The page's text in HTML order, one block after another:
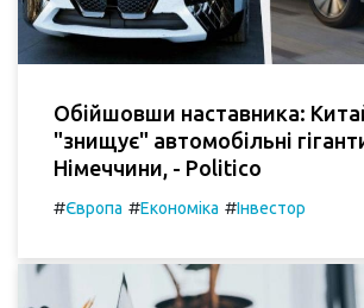
Обійшовши наставника:
"знищує" автомобільні
Німеччини, - Politico
#Європа #Економіка #Інвестор